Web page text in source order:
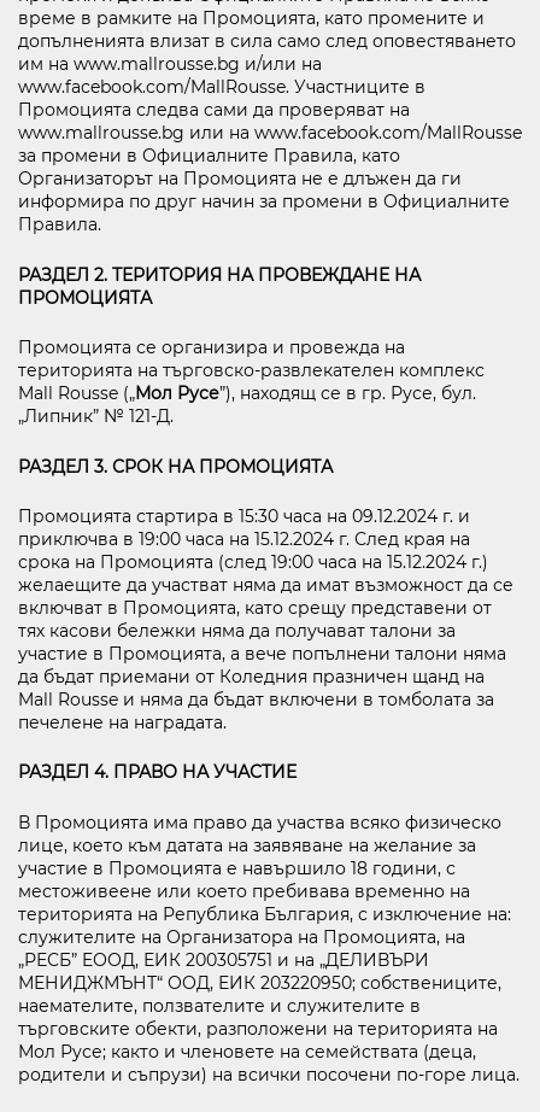
време в рамките на Промоцията, като промените и
допълненията влизат в сила само след оповестяването
им на www.mallrousse.bg и/или на
www.facebook.com/MallRousse. Участниците в
Промоцията следва сами да проверяват на
www.mallrousse.bg или на www.facebook.com/MallRousse
за промени в Официалните Правила, като
Организаторът на Промоцията не е длъжен да ги
информира по друг начин за промени в Официалните
Правила.
РАЗДЕЛ 2. ТЕРИТОРИЯ НА ПРОВЕЖДАНЕ НА
ПРОМОЦИЯТА
Промоцията се организира и провежда на
територията на търговско-развлекателен комплекс
Mall Rousse („Мол Русе”), находящ се в гр. Русе, бул.
„Липник” № 121-Д.
РАЗДЕЛ 3. СРОК НА ПРОМОЦИЯТА
Промоцията стартира в 15:30 часа на 09.12.2024 г. и
приключва в 19:00 часа на 15.12.2024 г. След края на
срока на Промоцията (след 19:00 часа на 15.12.2024 г.)
желаещите да участват няма да имат възможност да се
включват в Промоцията, като срещу представени от
тях касови бележки няма да получават талони за
участие в Промоцията, а вече попълнени талони няма
да бъдат приемани от Коледния празничен щанд на
Mall Rousse и няма да бъдат включени в томболата за
печелене на наградата.
РАЗДЕЛ 4. ПРАВО НА УЧАСТИЕ
В Промоцията има право да участва всяко физическо
лице, което към датата на заявяване на желание за
участие в Промоцията е навършило 18 години, с
местоживеене или което пребивава временно на
територията на Република България, с изключение на:
служителите на Организатора на Промоцията, на
„РЕСБ” EООД, ЕИК 200305751 и на „ДЕЛИВЪРИ
МЕНИДЖМЪНТ“ ООД, ЕИК 203220950; собствениците,
наемателите, ползвателите и служителите в
търговските обекти, разположени на територията на
Мол Русе; както и членовете на семействата (деца,
родители и съпрузи) на всички посочени по-горе лица.